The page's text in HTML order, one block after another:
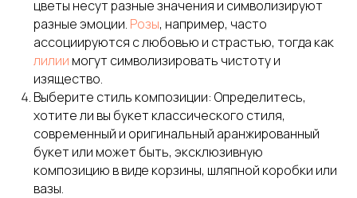
цветы несут разные значения и символизируют
разные эмоции. Розы, например, часто
ассоциируются с любовью и страстью, тогда как
лилии могут символизировать чистоту и
изящество.
Выберите стиль композиции: Определитесь,
хотите ли вы букет классического стиля,
современный и оригинальный аранжированный
букет или может быть, эксклюзивную
композицию в виде корзины, шляпной коробки или
вазы.